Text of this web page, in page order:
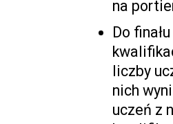
na
Do
liczby
nich
uczeń z